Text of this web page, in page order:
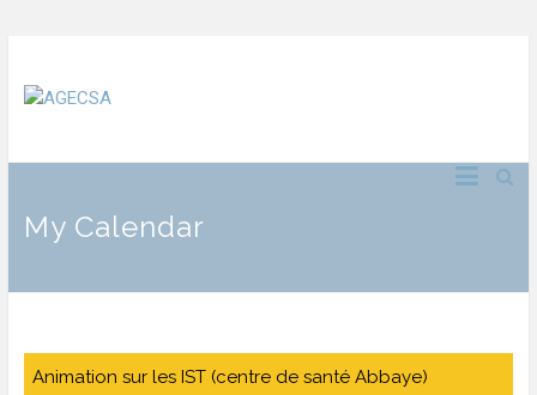
My Calendar
Animation sur les IST (centre de santé Abbaye)